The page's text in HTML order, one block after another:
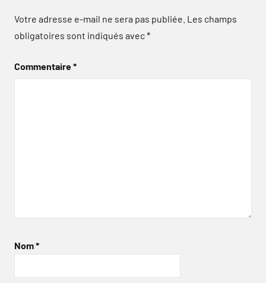
Votre adresse e-mail ne sera pas publiée. Les champs
obligatoires sont indiqués avec*
Commentaire*
Nom*